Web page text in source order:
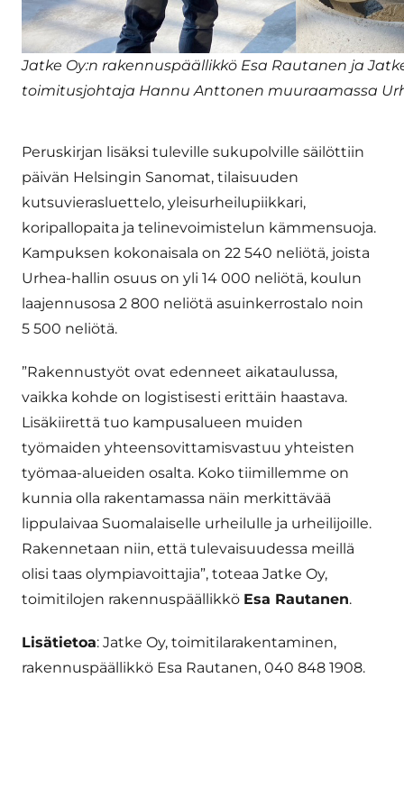
Jatke Oy:n rakennuspäällikkö Esa Rautanen ja
toimitusjohtaja Hannu Anttonen muuraamassa
Peruskirjan lisäksi tuleville sukupolville säilöttiin
päivän Helsingin Sanomat, tilaisuuden
kutsuvierasluettelo, yleisurheilupiikkari,
koripallopaita ja telinevoimistelun kämmensuoja.
Kampuksen kokonaisala on 22 540 neliötä, joista
Urhea-hallin osuus on yli 14 000 neliötä, koulun
laajennusosa 2 800 neliötä asuinkerrostalo noin
5 500 neliötä.
”Rakennustyöt ovat edenneet aikataulussa,
vaikka kohde on logistisesti erittäin haastava.
Lisäkiirettä tuo kampusalueen muiden
työmaiden yhteensovittamisvastuu yhteisten
työmaa-alueiden osalta. Koko tiimillemme on
kunnia olla rakentamassa näin merkittävää
lippulaivaa Suomalaiselle urheilulle ja urheilijoille.
Rakennetaan niin, että tulevaisuudessa meillä
olisi taas olympiavoittajia”, toteaa Jatke Oy,
toimitilojen rakennuspäällikkö Esa Rautanen.
Lisätietoa: Jatke Oy, toimitilarakentaminen,
rakennuspäällikkö Esa Rautanen, 040 848 1908.